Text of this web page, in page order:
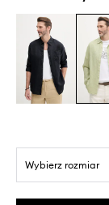
Wybierz rozmiar